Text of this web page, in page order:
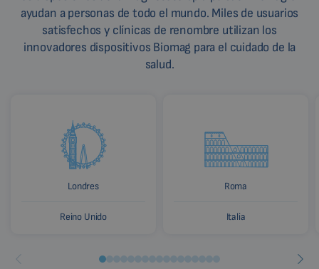
ayudan a personas de todo el mundo. Miles de usuarios
satisfechos y clínicas de renombre utilizan los
innovadores dispositivos Biomag para el cuidado de la
salud.
Londres
Reino Unido
Roma
Italia